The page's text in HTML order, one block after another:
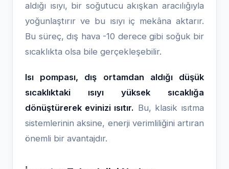
aldığı ısıyı, bir soğutucu akışkan aracılığıyla
yoğunlaştırır ve bu ısıyı iç mekâna aktarır.
Bu süreç, dış hava -10 derece gibi soğuk bir
sıcaklıkta olsa bile gerçekleşebilir.
Isı pompası, dış ortamdan aldığı düşük
sıcaklıktaki ısıyı yüksek sıcaklığa
dönüştürerek evinizi ısıtır. Bu, klasik ısıtma
sistemlerinin aksine, enerji verimliliğini artıran
önemli bir avantajdır.